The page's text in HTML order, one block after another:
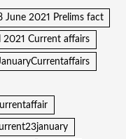
June 2021 Prelims fact
2021 Current affairs